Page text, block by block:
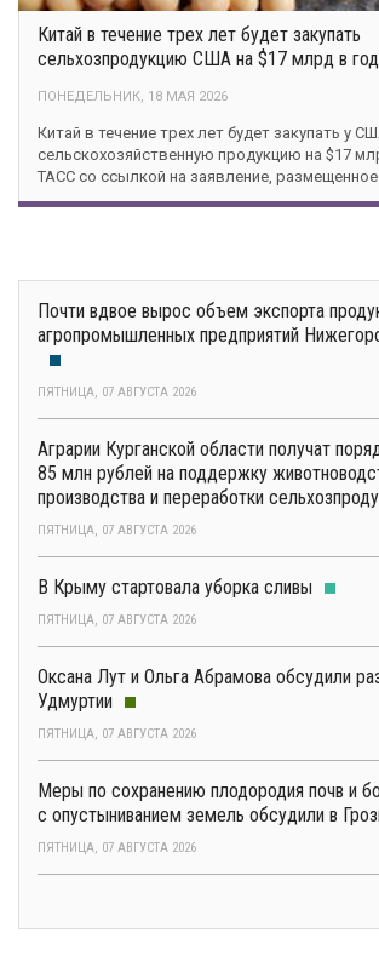
Китай в течение трех лет будет закупать
сельхозпродукцию США на $17 млрд в год
ПОНЕДЕЛЬНИК, 18 МАЯ 2026
Китай в течение трех лет будет закупать у
сельскохозяйственную продукцию на $17
ТАСС со ссылкой на заявление, размещенное…
Почти вдвое вырос объем экспорта
агропромышленных предприятий
ПЯТНИЦА, 07 АВГУСТА 2026
Аграрии Курганской области получат
85 млн рублей на поддержку
производства и переработки
ПЯТНИЦА, 07 АВГУСТА 2026
В Крыму стартовала уборка сливы
ПЯТНИЦА, 07 АВГУСТА 2026
Оксана Лут и Ольга Абрамова обсудили
Удмуртии
ПЯТНИЦА, 07 АВГУСТА 2026
Меры по сохранению плодородия почв и
с опустыниванием земель обсудили в
ПЯТНИЦА, 07 АВГУСТА 2026